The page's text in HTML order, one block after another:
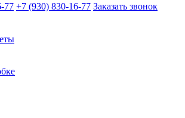
77 +7 (930) 830-16-77 Заказать звонок